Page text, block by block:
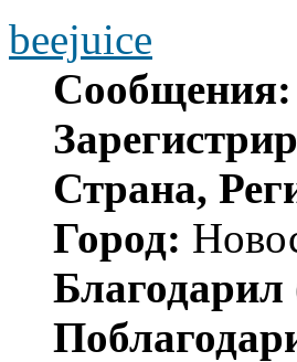
beejuice
Сообщения:
Страна,
Город:
Благодарил